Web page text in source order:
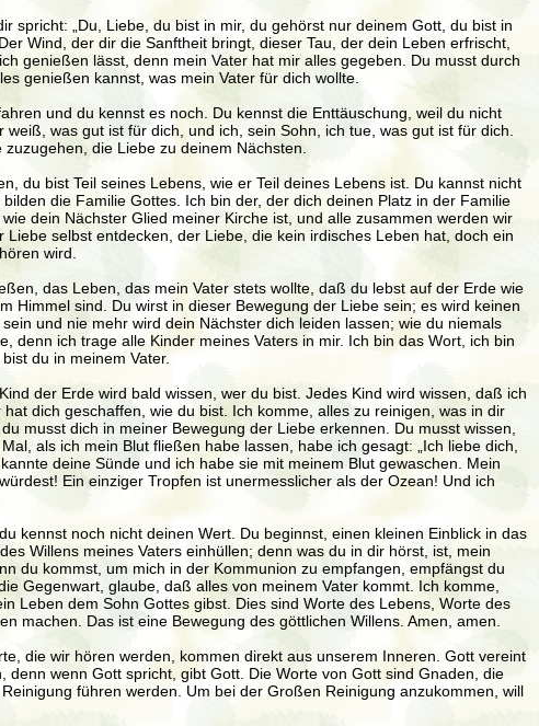
„Du, Liebe, du bist in mir, du gehörst nur deinem Gott, du bist in
Wind, der dir die Sanftheit bringt, dieser Tau, der dein Leben erfrischt,
genießen lässt, denn mein Vater hat mir alles gegeben. Du musst durch
genießen kannst, was mein Vater für dich wollte.
und du kennst es noch. Du kennst die Enttäuschung, weil du nicht
was gut ist für dich, und ich, sein Sohn, ich tue, was gut ist für dich.
die Liebe zu deinem Nächsten.
du bist Teil seines Lebens, wie er Teil deines Lebens ist. Du kannst nicht
die Familie Gottes. Ich bin der, der dich deinen Platz in der Familie
dein Nächster Glied meiner Kirche ist, und alle zusammen werden wir
selbst entdecken, der Liebe, die kein irdisches Leben hat, doch ein
wird.
das Leben, das mein Vater stets wollte, daß du lebst auf der Erde wie
Himmel sind. Du wirst in dieser Bewegung der Liebe sein; es wird keinen
und nie mehr wird dein Nächster dich leiden lassen; wie du niemals
denn ich trage alle Kinder meines Vaters in mir. Ich bin das Wort, ich bin
du in meinem Vater.
der Erde wird bald wissen, wer du bist. Jedes Kind wird wissen, daß ich
dich geschaffen, wie du bist. Ich komme, alles zu reinigen, was in dir
musst dich in meiner Bewegung der Liebe erkennen. Du musst wissen,
als ich mein Blut fließen habe lassen, habe ich gesagt: „Ich liebe dich,
deine Sünde und ich habe sie mit meinem Blut gewaschen. Mein
Ein einziger Tropfen ist unermesslicher als der Ozean! Und ich
kennst noch nicht deinen Wert. Du beginnst, einen kleinen Einblick in das
Willens meines Vaters einhüllen; denn was du in dir hörst, ist, mein
du kommst, um mich in der Kommunion zu empfangen, empfängst du
Gegenwart, glaube, daß alles von meinem Vater kommt. Ich komme,
Leben dem Sohn Gottes gibst. Dies sind Worte des Lebens, Worte des
machen. Das ist eine Bewegung des göttlichen Willens. Amen, amen.
die wir hören werden, kommen direkt aus unserem Inneren. Gott vereint
wenn Gott spricht, gibt Gott. Die Worte von Gott sind Gnaden, die
führen werden. Um bei der Großen Reinigung anzukommen, will